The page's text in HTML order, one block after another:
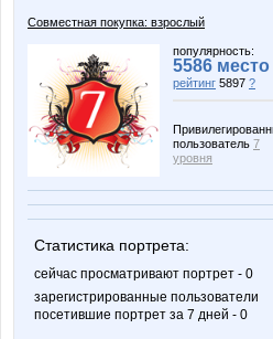
Совместная покупка: взрослый
популярность:
5586 место
рейтинг 5897 ?
пользователь 7
уровня
Статистика портрета:
сейчас просматривают портрет - 0
зарегистрированные пользователи
посетившие портрет за 7 дней - 0